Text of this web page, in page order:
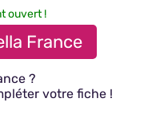
ouvert !
France
?
votre fiche !